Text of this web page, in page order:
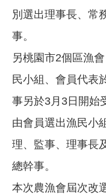
別選出理事長、常
事。
另桃園市2個區漁
民小組、會員代表
事另於3月3日開始
由會員選出漁民小
理、監事、理事長
總幹事。
本次農漁會屆次改